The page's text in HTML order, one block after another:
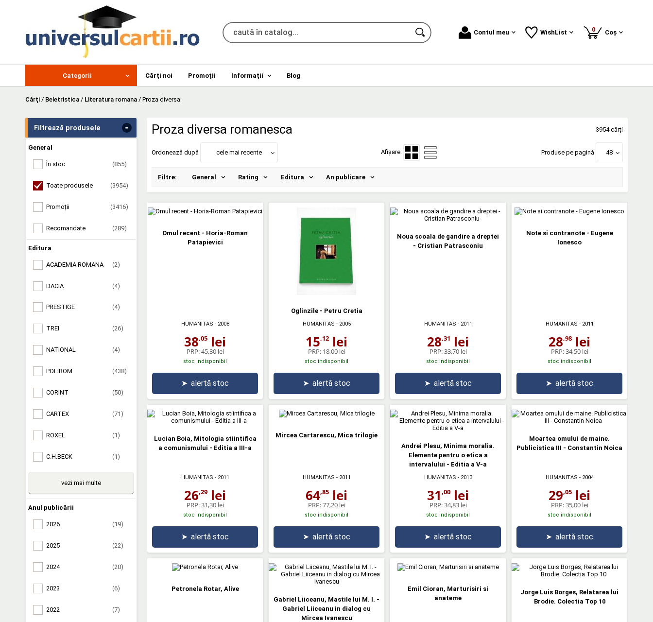
Contul meu WishList 0produse
Coș
Categorii Cărți noi Promoții Informații Blog
Cărţi / Beletristica / Literatura romana / Proza diversa
Filtrează produsele -
General
În stoc (855)
Toate produsele (3954)
Promoții (3416)
Recomandate (289)
Editura
ACADEMIA ROMANA (2)
DACIA (4)
PRESTIGE (4)
TREI (26)
NATIONAL (4)
POLIROM (438)
CORINT (50)
CARTEX (71)
ROXEL (1)
C.H.BECK (1)
vezi mai multe
Anul publicării
2026 (19)
2025 (22)
2024 (20)
2023 (6)
2022 (7)
Proza diversa romanesca 3954 cărți
Ordonează după cele mai recente Afișare: Produse pe pagină 48
Filtre: General Rating Editura An publicare
Omul recent - Horia-Roman
Patapievici
HUMANITAS - 2008
38,05 lei
PRP:45,30 lei
stoc indisponibil
➤ alertă stoc
Oglinzile - Petru Cretia
HUMANITAS - 2005
15,12 lei
PRP: 18,00 lei
stoc indisponibil
➤ alertă stoc
Noua scoala de gandire a dreptei
- Cristian Patrasconiu
HUMANITAS - 2011
28,31 lei
PRP:33,70 lei
stoc indisponibil
➤ alertă stoc
Note si contranote - Eugene
Ionesco
HUMANITAS - 2011
28,98 lei
PRP:34,50 lei
stoc indisponibil
➤ alertă stoc
Lucian Boia, Mitologia stiintifica
a comunismului - Editia a III-a
HUMANITAS - 2011
26,29 lei
PRP:31,30 lei
stoc indisponibil
➤ alertă stoc
Mircea Cartarescu, Mica trilogie
HUMANITAS - 2011
64,85 lei
PRP:77,20 lei
stoc indisponibil
➤ alertă stoc
Andrei Plesu, Minima moralia.
Elemente pentru o etica a
intervalului - Editia a V-a
HUMANITAS - 2013
31 ,00 lei
PRP:34,83 lei
stoc indisponibil
➤ alertă stoc
Moartea omului de maine.
Publicistica III - Constantin Noica
HUMANITAS - 2004
29,05 lei
PRP:35,00 lei
stoc indisponibil
➤ alertă stoc
Petronela Rotar, Alive
Gabriel Liiceanu, Mastile lui M. I. -
Gabriel Liiceanu in dialog cu
Mircea Ivanescu
Emil Cioran, Marturisiri si
anateme
Jorge Luis Borges, Relatarea lui
Brodie. Colectia Top 10